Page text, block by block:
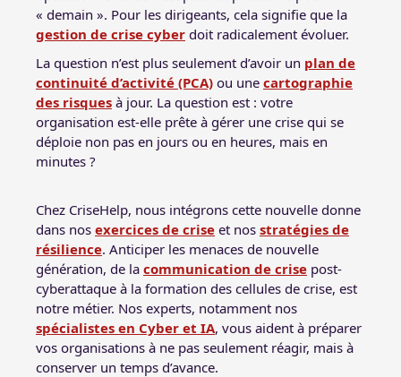
« demain ». Pour les dirigeants, cela signifie que la
gestion de crise cyber doit radicalement évoluer.
La question n’est plus seulement d’avoir un plan de
continuité d’activité (PCA) ou une cartographie
des risques à jour. La question est : votre
organisation est-elle prête à gérer une crise qui se
déploie non pas en jours ou en heures, mais en
minutes ?
Chez CriseHelp, nous intégrons cette nouvelle donne
dans nos exercices de crise et nos stratégies de
résilience. Anticiper les menaces de nouvelle
génération, de la communication de crise post-
cyberattaque à la formation des cellules de crise, est
notre métier. Nos experts, notamment nos
spécialistes en Cyber et IA, vous aident à préparer
vos organisations à ne pas seulement réagir, mais à
conserver un temps d’avance.